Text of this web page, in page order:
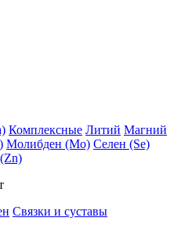
Комплексные Литий Магний
Молибден (Мо) Селен (Se)
Связки и суставы